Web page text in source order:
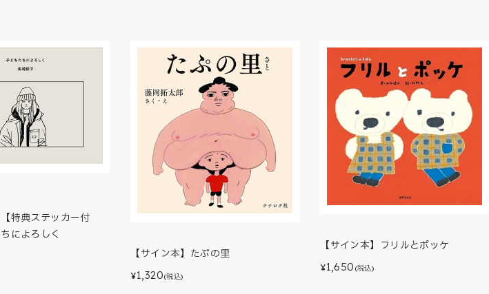
【特典ステッカー付
によろしく
【サイン本】たぷの里
¥1,320(税込)
【サイン本】フリルとポッケ
¥1,650 (税込)